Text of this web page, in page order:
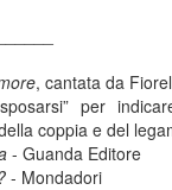
, cantata da
per
coppia e del
- Guanda Editore
- Mondadori